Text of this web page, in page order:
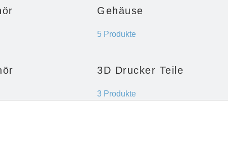
Gehäuse
5 Produkte
3D Drucker Teile
3 Produkte